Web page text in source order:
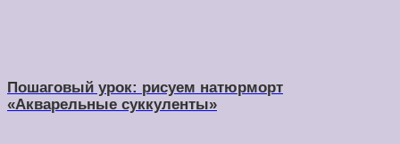
Пошаговый урок: рисуем натюрморт
«Акварельные суккуленты»